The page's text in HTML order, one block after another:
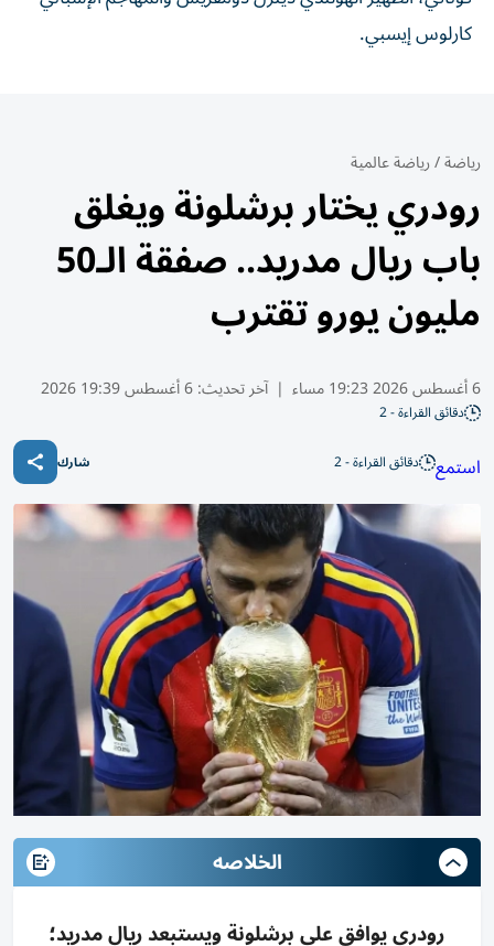
كارلوس إيسبي.
رياضة/رياضة عالمية
رودري يختار برشلونة ويغلق
باب ريال مدريد.. صفقة الـ50
مليون يورو تقترب
6 أغسطس 2026 19:23 مساء | آخر تحديث:6 أغسطس 19:39 2026
دقائق القراءة - 2
استمع دقائق القراءة - 2 شارك
الخلاصه
رودري يوافق على برشلونة ويستبعد ريال مدريد؛